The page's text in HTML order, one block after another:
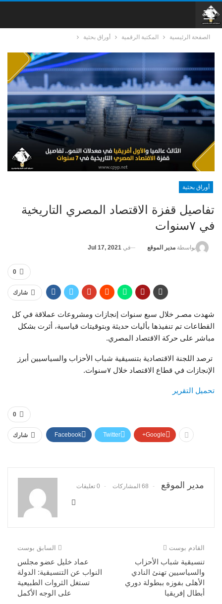
الصفحة الرئيسية المكتبة الرقمية أوراق بحثية
أوراق بحثية
تفاصيل قفزة الاقتصاد المصري التاريخية
في ٧سنوات
بواسطة مدير الموقع في Jul 17, 2021
0
شارك
شهدت مصـر خلال سبع سنوات إنجازات ومشروعات عملاقة في كل
القطاعات تم تنفيذها بأليات حديثة وبتوقيتات قياسية، أثرت بشكل
مباشر على حركة الاقتصاد المصري.
ترصد اللجنة الاقتصادية بتنسيقية شباب الأحزاب والسياسيين أبرز
الإنجازات في قطاع الاقتصاد خلال ٧سنوات.
تحميل التقرير
0
شارك Facebook Twitter Google+
مدير الموقع 68 المشاركات 0 تعليقات
السابق بوست
عماد خليل عضو مجلس
النواب عن التنسيقية: الدولة
تستغل الثروات الطبيعية
على الوجه الأكمل
القادم بوست
تنسيقية شباب الأحزاب
والسياسيين تهنئ النادي
الأهلى بفوزه ببطولة دوري
أبطال إفريقيا